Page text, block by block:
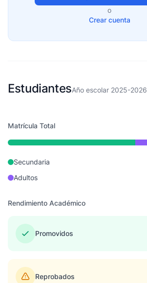
o
Crear cuenta
EstudiantesAño escolar 2025-2026
Matrícula Total
Secundaria
Adultos
Rendimiento Académico
Promovidos
Reprobados